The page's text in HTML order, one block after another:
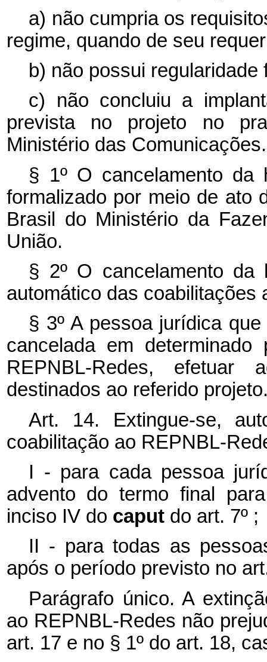
a) não cumpria os
regime, quando de seu
b) não possui
c) não concluiu a
prevista no projeto no
Ministério das Comunicações.
§ 1º O cancelamento da
formalizado por meio de ato
Brasil do Ministério da
União.
§ 2º O cancelamento da
automático das coabilitações
§ 3º A pessoa jurídica
cancelada em
REPNBL-Redes,
destinados ao referido
Art. 14. Extingue-se,
coabilitação ao REPNBL-
I - para cada pessoa
advento do termo final
inciso IV do caput do art. 7º ;
II - para todas as
após o período previsto no
Parágrafo único. A
ao REPNBL-Redes não
art. 17 e no § 1º do art. 18,